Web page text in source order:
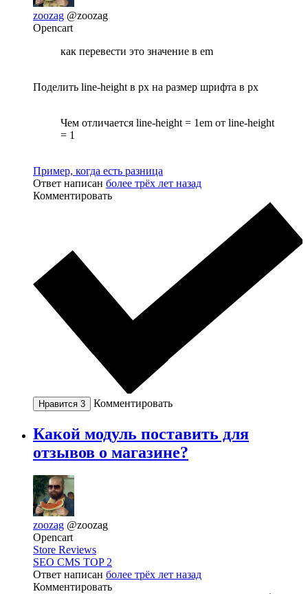
zoozag @zoozag
Opencart
как перевести это значение в em
Поделить line-height в px на размер шрифта в px
Чем отличается line-height = 1em от line-height
= 1
Пример, когда есть разница
Ответ написан более трёх лет назад
Комментировать
Нравится 3 Комментировать
Какой модуль поставить для
отзывов о магазине?
zoozag @zoozag
Opencart
Store Reviews
SEO CMS TOP 2
Ответ написан более трёх лет назад
Комментировать